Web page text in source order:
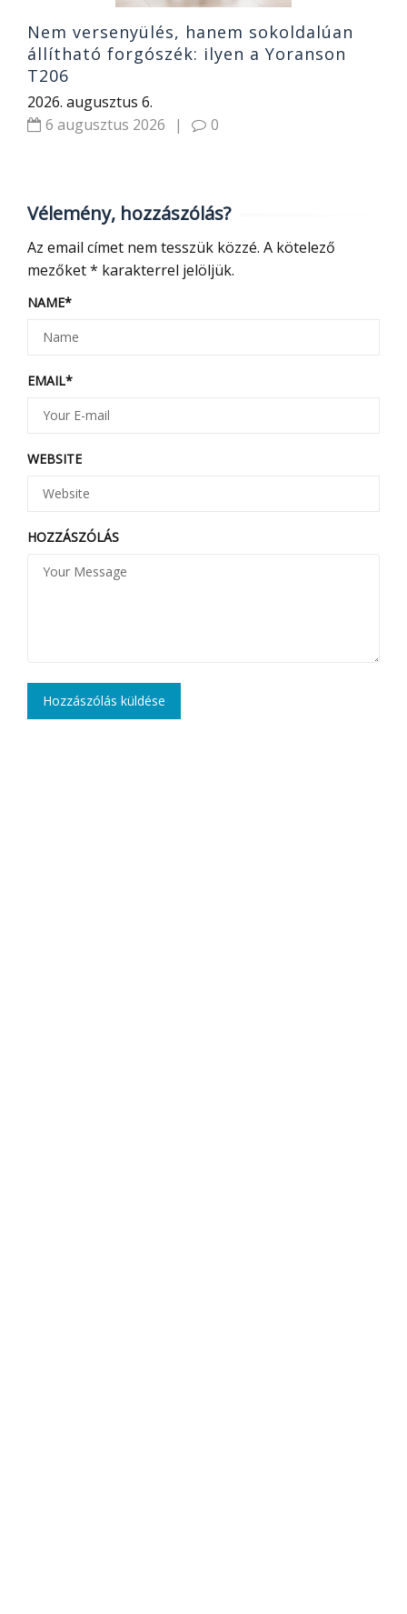
Nem versenyülés, hanem sokoldalúan
állítható forgószék: ilyen a Yoranson
T206
2026. augusztus 6.
6 augusztus 2026
| 0
Vélemény, hozzászólás?
Az email címet nem tesszük közzé. A kötelező
mezőket* karakterrel jelöljük.
NAME*
EMAIL*
WEBSITE
HOZZÁSZÓLÁS